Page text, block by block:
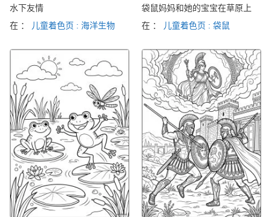
水下友情
在 ：
儿童着色页 : 海洋生物
袋鼠妈妈和她的宝宝在草原上
在 ：
儿童着色页 : 袋鼠